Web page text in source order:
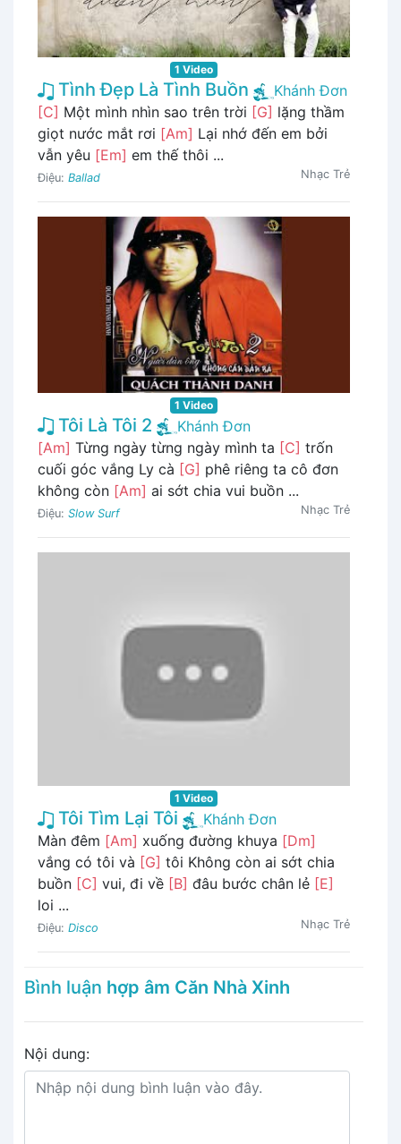
1 Video
Tình Đẹp Là Tình Buồn
Khánh Đơn
[C] Một mình nhìn sao trên trời [G] lặng thầm
giọt nước mắt rơi [Am] Lại nhớ đến em bởi
vẫn yêu [Em] em thế thôi ...
Điệu: Ballad Nhạc Trẻ
1 Video
Tôi Là Tôi 2
Khánh Đơn
[Am] Từng ngày từng ngày mình ta [C] trốn
cuối góc vắng Ly cà [G] phê riêng ta cô đơn
không còn [Am] ai sớt chia vui buồn ...
Điệu: Slow Surf Nhạc Trẻ
1 Video
Tôi Tìm Lại Tôi
Khánh Đơn
Màn đêm [Am] xuống đường khuya [Dm]
vắng có tôi và [G] tôi Không còn ai sớt chia
buồn [C] vui, đi về [B] đâu bước chân lẻ [E]
loi ...
Điệu: Disco Nhạc Trẻ
Bình luận hợp âm Căn Nhà Xinh
Nội dung: